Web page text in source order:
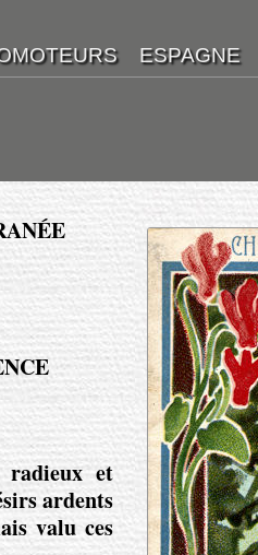
radieux et
ardents
valu ces